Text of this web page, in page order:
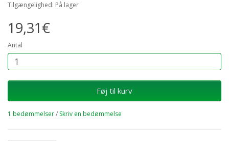
Tilgængelighed: På lager
19,31€
Antal
Føj til kurv
1 bedømmelser/ Skriv en bedømmelse